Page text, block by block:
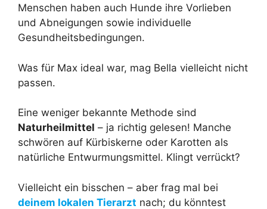
Menschen haben auch Hunde ihre Vorlieben
und Abneigungen sowie individuelle
Gesundheitsbedingungen.
Was für Max ideal war, mag Bella vielleicht nicht
passen.
Eine weniger bekannte Methode sind
Naturheilmittel – ja richtig gelesen! Manche
schwören auf Kürbiskerne oder Karotten als
natürliche Entwurmungsmittel. Klingt verrückt?
Vielleicht ein bisschen – aber frag mal bei
deinem lokalen Tierarzt nach; du könntest